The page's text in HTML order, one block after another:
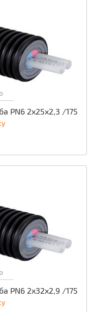
PN6 2x25x2,3 /175
PN6 2x32x2,9 /175